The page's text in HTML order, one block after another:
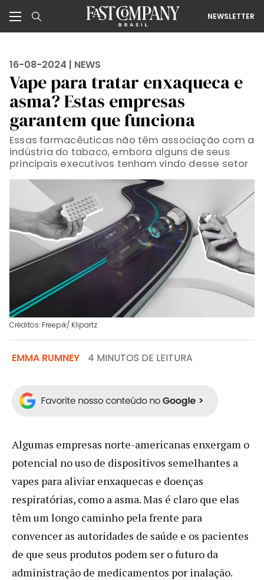
NEWSLETTER
16-08-2024 | NEWS
Vape para tratar enxaqueca e
asma? Estas empresas
garantem que funciona
Essas farmacêuticas não têm associação com a
indústria do tabaco, embora alguns de seus
principais executivos tenham vindo desse setor
Créditos: Freepik/ Klipartz
EMMA RUMNEY 4 MINUTOS DE LEITURA
Algumas empresas norte-americanas enxergam o
potencial no uso de dispositivos semelhantes a
vapes para aliviar enxaquecas e doenças
respiratórias, como a asma. Mas é claro que elas
têm um longo caminho pela frente para
convencer as autoridades de saúde e os pacientes
de que seus produtos podem ser o futuro da
administração de medicamentos por inalação.